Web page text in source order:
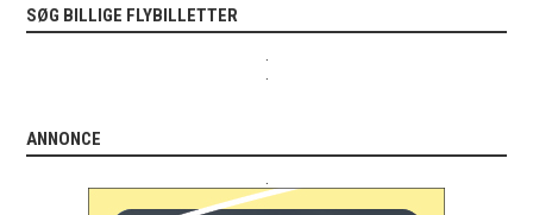
SØG BILLIGE FLYBILLETTER
ANNONCE